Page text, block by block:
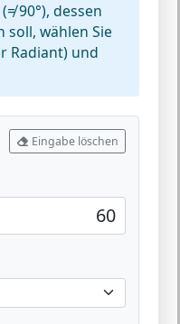
90°), dessen
soll, wählen Sie
Radiant) und
Eingabe löschen